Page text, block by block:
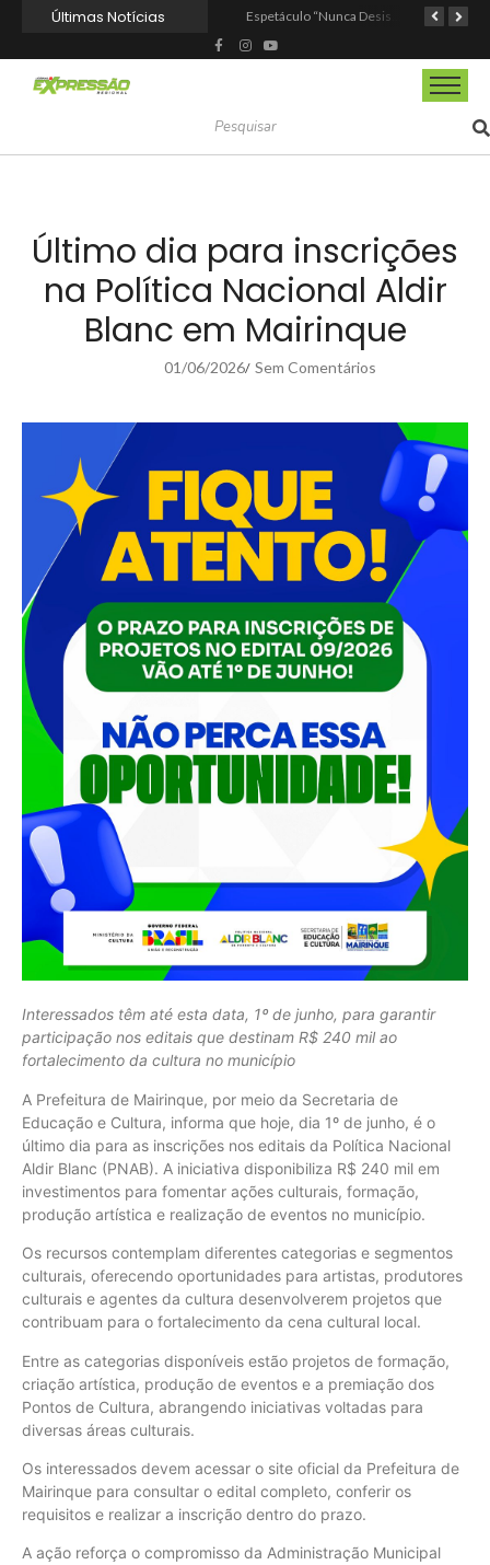
Últimas Notícias Barueri entrega Espaço Motoboy em Aldeia da Serra com estrutura, segurança e dignidade aos profissionais
Último dia para inscrições
na Política Nacional Aldir
Blanc em Mairinque
01/06/2026/ Sem Comentários
Interessados têm até esta data, 1º de junho, para garantir
participação nos editais que destinam R$ 240 mil ao
fortalecimento da cultura no município
A Prefeitura de Mairinque, por meio da Secretaria de
Educação e Cultura, informa que hoje, dia 1º de junho, é o
último dia para as inscrições nos editais da Política Nacional
Aldir Blanc (PNAB). A iniciativa disponibiliza R$ 240 mil em
investimentos para fomentar ações culturais, formação,
produção artística e realização de eventos no município.
Os recursos contemplam diferentes categorias e segmentos
culturais, oferecendo oportunidades para artistas, produtores
culturais e agentes da cultura desenvolverem projetos que
contribuam para o fortalecimento da cena cultural local.
Entre as categorias disponíveis estão projetos de formação,
criação artística, produção de eventos e a premiação dos
Pontos de Cultura, abrangendo iniciativas voltadas para
diversas áreas culturais.
Os interessados devem acessar o site oficial da Prefeitura de
Mairinque para consultar o edital completo, conferir os
requisitos e realizar a inscrição dentro do prazo.
A ação reforça o compromisso da Administração Municipal